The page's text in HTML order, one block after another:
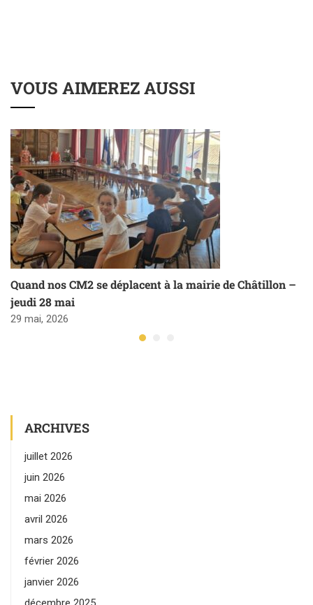
VOUS AIMEREZ AUSSI
Quand nos CM2 se déplacent à la mairie de Châtillon –
jeudi 28 mai
29 mai, 2026
ARCHIVES
juillet 2026
juin 2026
mai 2026
avril 2026
mars 2026
février 2026
janvier 2026